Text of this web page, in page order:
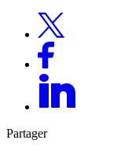
Partager